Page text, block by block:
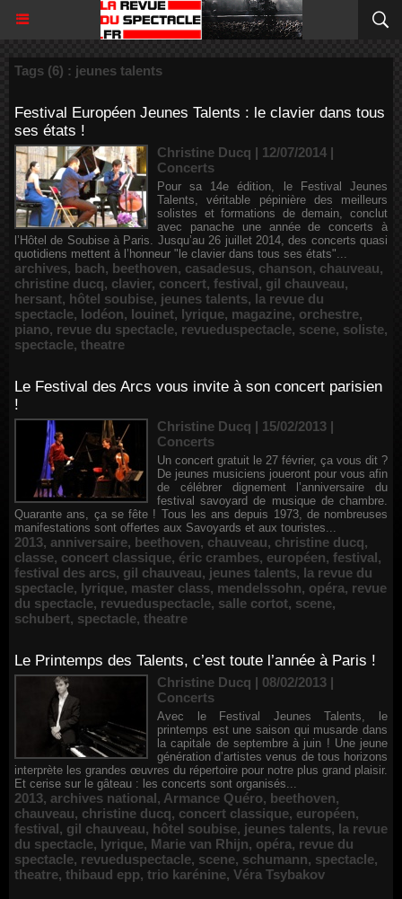
Tags (6) : jeunes talents
Festival Européen Jeunes Talents : le clavier dans tous
ses états !
Christine Ducq | 12/07/2014 |
Concerts
Pour sa 14e édition, le Festival Jeunes
Talents, véritable pépinière des meilleurs
solistes et formations de demain, conclut
avec panache une année de concerts à
l’Hôtel de Soubise à Paris. Jusqu’au 26 juillet 2014, des concerts quasi
quotidiens mettent à l’honneur "le clavier dans tous ses états"...
archives, bach, beethoven, casadesus, chanson, chauveau,
christine ducq, clavier, concert, festival, gil chauveau,
hersant, hôtel soubise, jeunes talents, la revue du
spectacle, lodéon, louinet, lyrique, magazine, orchestre,
piano, revue du spectacle, revueduspectacle, scene, soliste,
spectacle, theatre
Le Festival des Arcs vous invite à son concert parisien
!
Christine Ducq | 15/02/2013 |
Concerts
Un concert gratuit le 27 février, ça vous dit ?
De jeunes musiciens joueront pour vous afin
de célébrer dignement l’anniversaire du
festival savoyard de musique de chambre.
Quarante ans, ça se fête ! Tous les ans depuis 1973, de nombreuses
manifestations sont offertes aux Savoyards et aux touristes...
2013, anniversaire, beethoven, chauveau, christine ducq,
classe, concert classique, éric crambes, européen, festival,
festival des arcs, gil chauveau, jeunes talents, la revue du
spectacle, lyrique, master class, mendelssohn, opéra, revue
du spectacle, revueduspectacle, salle cortot, scene,
schubert, spectacle, theatre
Le Printemps des Talents, c’est toute l’année à Paris !
Christine Ducq | 08/02/2013 |
Concerts
Avec le Festival Jeunes Talents, le
printemps est une saison qui musarde dans
la capitale de septembre à juin ! Une jeune
génération d’artistes venus de tous horizons
interprète les grandes œuvres du répertoire pour notre plus grand plaisir.
Et cerise sur le gâteau : les concerts sont organisés...
2013, archives national, Armance Quéro, beethoven,
chauveau, christine ducq, concert classique, européen,
festival, gil chauveau, hôtel soubise, jeunes talents, la revue
du spectacle, lyrique, Marie van Rhijn, opéra, revue du
spectacle, revueduspectacle, scene, schumann, spectacle,
theatre, thibaud epp, trio karénine, Véra Tsybakov